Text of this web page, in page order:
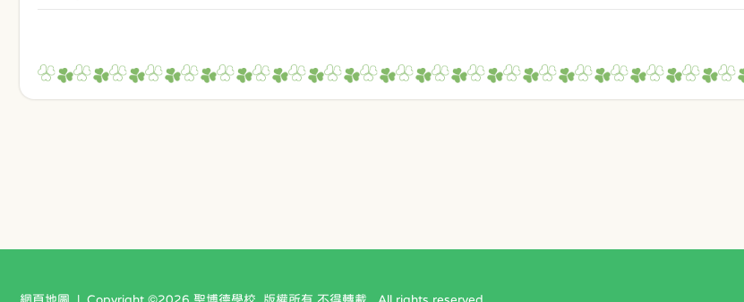
網頁地圖 | Copyright ©2026 聖博德學校. 版權所有 不得轉載 . All rights reserved.